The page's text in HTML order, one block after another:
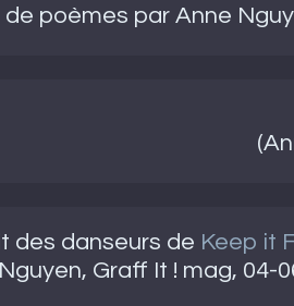
de poèmes par Anne
des danseurs de Keep it
Graff It ! mag, 04-